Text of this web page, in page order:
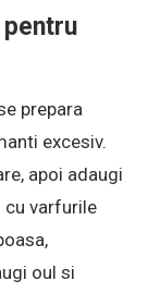
prepara
excesiv.
apoi adaugi
cu varfurile
oul si